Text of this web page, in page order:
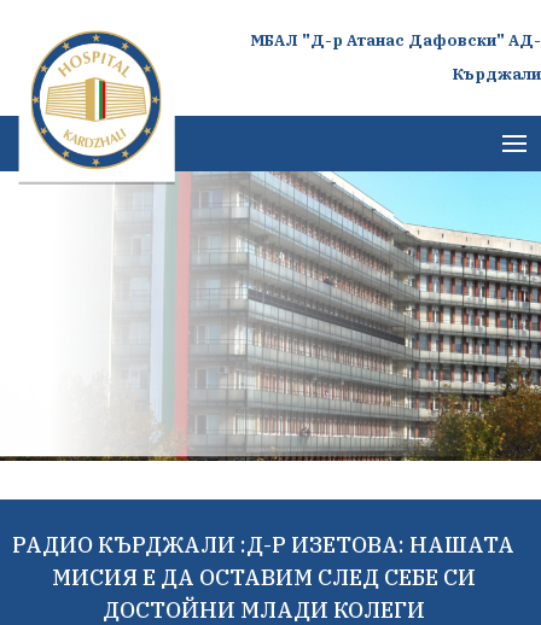
МБАЛ "Д-р Атанас Дафовски" АД-
Кърджали
РАДИО КЪРДЖАЛИ :Д-Р ИЗЕТОВА: НАШАТА
МИСИЯ Е ДА ОСТАВИМ СЛЕД СЕБЕ СИ
ДОСТОЙНИ МЛАДИ КОЛЕГИ